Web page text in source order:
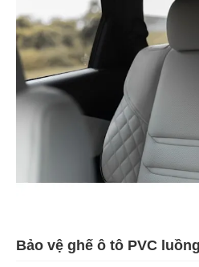
Bảo vệ ghế ô tô PVC